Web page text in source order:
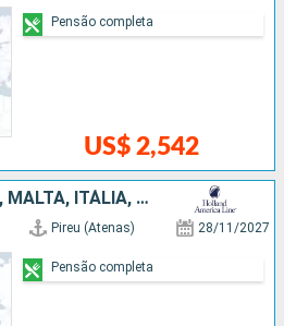
US$ 2,542
Pensão completa
GRÉCIA, MONTENEGRO, MALTA, ITÁLIA, ESPANHA, MARROCOS, ESTADOS UNIDOS
Pireu (Atenas) 28/11/2027
Pensão completa